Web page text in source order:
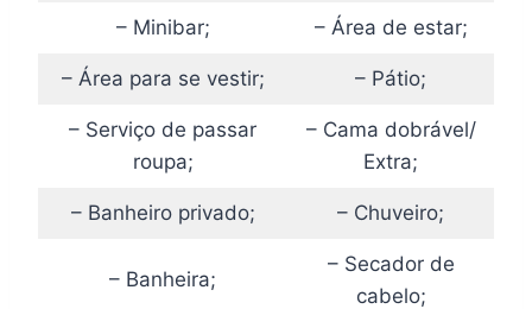
– Minibar; – Área de estar;
– Área para se vestir; – Pátio;
– Serviço de passar
roupa;
– Cama dobrável/
Extra;
– Banheiro privado; – Chuveiro;
– Banheira;
– Secador de
cabelo;